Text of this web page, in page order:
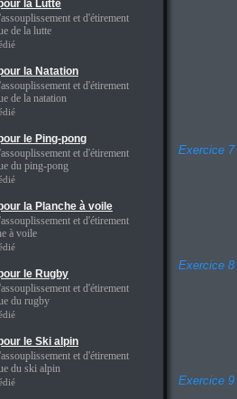
la Lutte
et d'étirement
de la lutte
la Natation
et d'étirement
de la natation
le Ping-pong
et d'étirement
du ping-pong
la Planche à voile
et d'étirement
à voile
le Rugby
et d'étirement
du rugby
le Ski alpin
et d'étirement
du ski alpin
Exercice 7
Exercice 8
Exercice 9